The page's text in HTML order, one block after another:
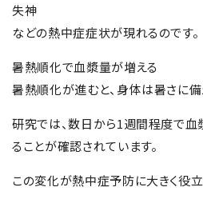
失神
などの熱中症症状が現れるのです。
暑熱順化で血漿量が増える
暑熱順化が進むと、身体は暑さに備
研究では、数日から1週間程度で
ることが確認されています。
この変化が熱中症予防に大きく役立